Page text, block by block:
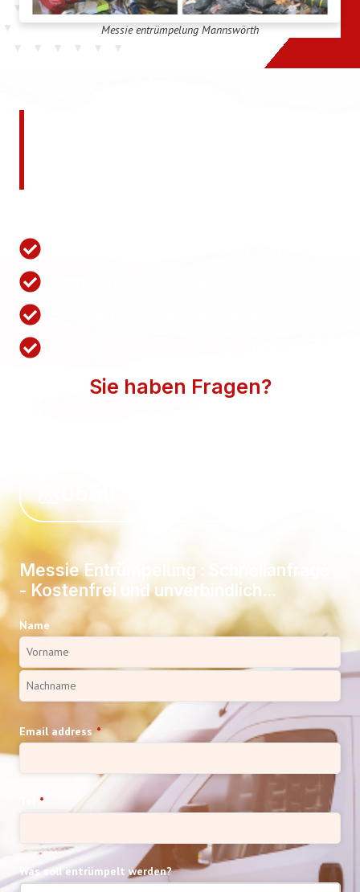
Messie entrümpelung Mannswörth
Sie haben Fragen?
Messie Entrümpelung : Schnellanfrage
- Kostenfrei und unverbindlich...
Name
Email address *
*
Was soll entrümpelt werden?